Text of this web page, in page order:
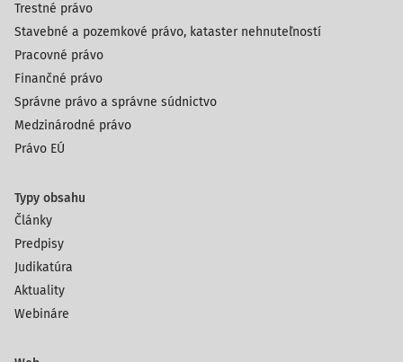
Trestné právo
Stavebné a pozemkové právo, kataster nehnuteľností
Pracovné právo
Finančné právo
Správne právo a správne súdnictvo
Medzinárodné právo
Právo EÚ
Typy obsahu
Články
Predpisy
Judikatúra
Aktuality
Webináre